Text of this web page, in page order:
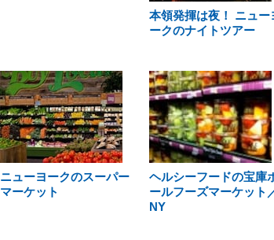
本領発揮は夜！ ニュー
ークのナイトツアー
ニューヨークのスーパー
マーケット
ヘルシーフードの宝庫
ールフーズマーケット
NY